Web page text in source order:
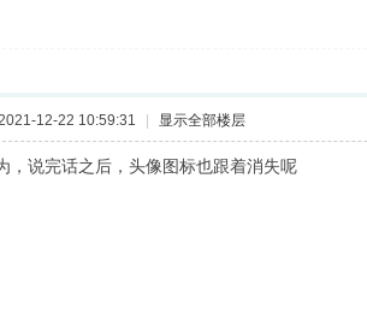
12-22 10:59:31 显示全部楼层
，说完话之后，头像图标也跟着消失呢